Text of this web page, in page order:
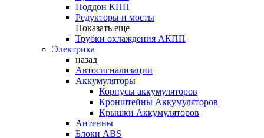
Поддон КПП
Редукторы и мосты
Показать еще
Трубки охлаждения АКПП
Электрика
назад
Автосигнализации
Аккумуляторы
Корпусы аккумуляторов
Кронштейны Аккумуляторов
Крышки Аккумуляторов
Антенны
Блоки ABS